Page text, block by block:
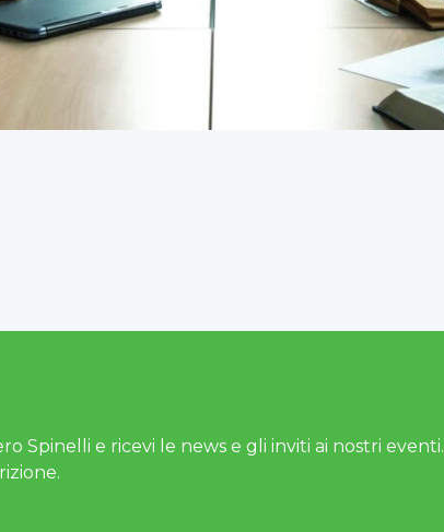
Spinelli e ricevi le news e gli inviti ai nostri eventi.